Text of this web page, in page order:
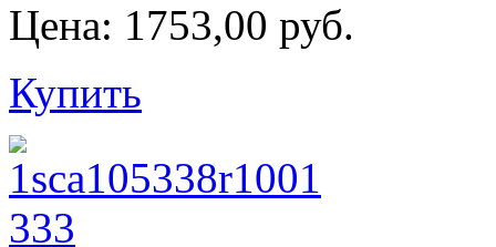
Цена: 1753,00 руб.
Купить